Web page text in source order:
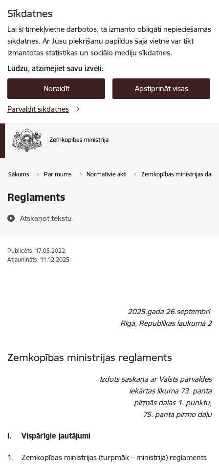
Sīkdatnes
Lai šī tīmekļvietne darbotos, tā izmanto obligāti nepieciešamās
sīkdatnes. Ar Jūsu piekrišanu papildus šajā vietnē var tikt
izmantotas statistikas un sociālo mediju sīkdatnes.
Lūdzu, atzīmējiet savu izvēli:
Noraidīt Apstiprināt visas
Pārvaldīt sīkdatnes
Sākums Par mums Normatīvie akti Zemkopības ministrijas
Reglaments
Atskaņot tekstu
Publicēts: 17.05.2022.
Atjaunināts: 11.12.2025.
2025.gada 26.septembrī
Rīgā, Republikas laukumā 2
Zemkopības ministrijas reglaments
Izdots saskaņā ar Valsts pārvaldes
iekārtas likuma 73. panta
pirmās daļas 1. punktu,
75. panta pirmo daļu
I. Vispārīgie jautājumi
1. Zemkopības ministrijas (turpmāk – ministrija) reglaments